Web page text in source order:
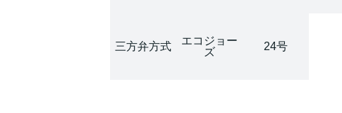
三方弁方式
エコジョー
ズ
24号